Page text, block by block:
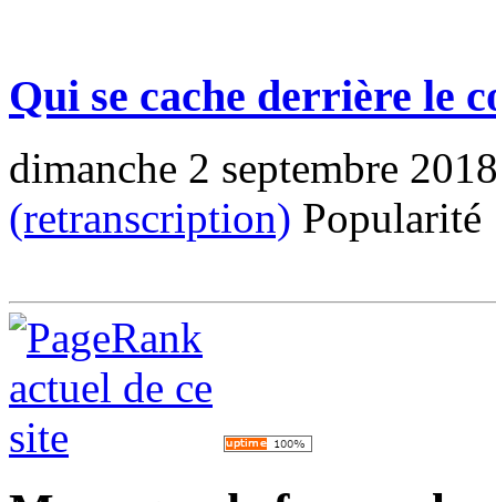
Qui se cache derrière le
dimanche 2 septembre
(retranscription)